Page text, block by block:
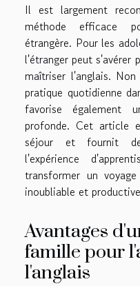
Il est largement
méthode efficace
étrangère. Pour les
l'étranger peut s'avérer
maîtriser l'anglais.
pratique quotidienne
favorise également
profonde. Cet article
séjour et fournit
l'expérience
transformer un
inoubliable et
Avantages
famille pour
l'anglais